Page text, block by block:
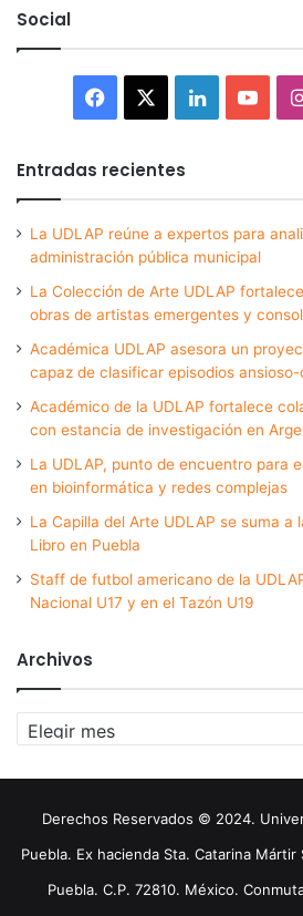
Social
Facebook LinkedIn
Entradas recientes
La UDLAP reúne a expertos para
administración pública municipal
La Colección de Arte UDLAP
obras de artistas emergentes y
Académica UDLAP asesora un
capaz de clasificar episodios
Académico de la UDLAP fortalece
con estancia de investigación en
La UDLAP, punto de encuentro para
en bioinformática y redes complejas
La Capilla del Arte UDLAP se suma a
Libro en Puebla
Staff de futbol americano de la
Nacional U17 y en el Tazón U19
Archivos
Archivos
Derechos Reservados © 2024.
Puebla. Ex hacienda Sta. Catarina
Puebla. C.P. 72810. México.